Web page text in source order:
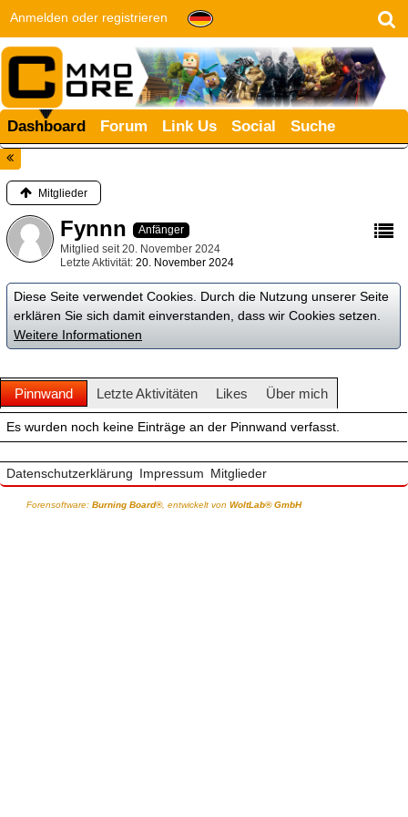
Anmelden oder registrieren
Dashboard Forum Link Us Social Suche
Mitglieder
Fynnn
Anfänger
Mitglied seit 20. November 2024
Letzte Aktivität 20. November 2024
Diese Seite verwendet Cookies. Durch die Nutzung unserer Seite
erklären Sie sich damit einverstanden, dass wir Cookies setzen.
Weitere Informationen
Pinnwand Letzte Aktivitäten Likes Über mich
Es wurden noch keine Einträge an der Pinnwand verfasst.
Datenschutzerklärung Impressum Mitglieder
Forensoftware: Burning Board®, entwickelt von WoltLab® GmbH